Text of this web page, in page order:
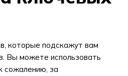
которые подскажут вам
Вы можете использовать
сожалению, за